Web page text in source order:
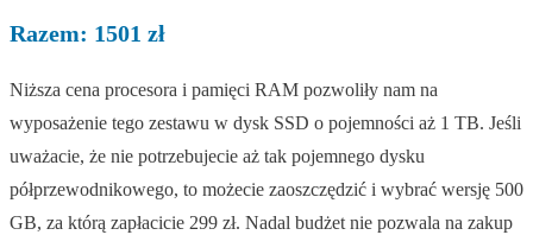
Razem: 1501 zł
Niższa cena procesora i pamięci RAM pozwoliły nam na
wyposażenie tego zestawu w dysk SSD o pojemności aż 1 TB. Jeśli
uważacie, że nie potrzebujecie aż tak pojemnego dysku
półprzewodnikowego, to możecie zaoszczędzić i wybrać wersję 500
GB, za którą zapłacicie 299 zł. Nadal budżet nie pozwala na zakup